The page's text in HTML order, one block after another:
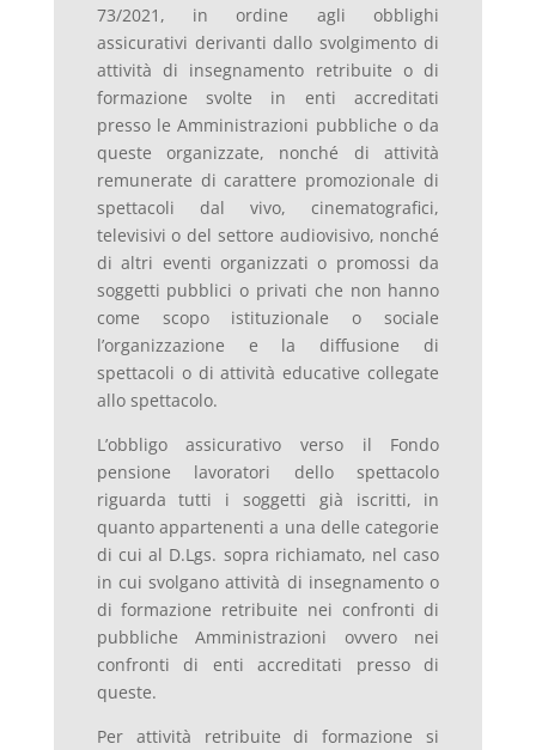
73/2021, in ordine agli obblighi
assicurativi derivanti dallo svolgimento di
attività di insegnamento retribuite o di
formazione svolte in enti accreditati
presso le Amministrazioni pubbliche o da
queste organizzate, nonché di attività
remunerate di carattere promozionale di
spettacoli dal vivo, cinematografici,
televisivi o del settore audiovisivo, nonché
di altri eventi organizzati o promossi da
soggetti pubblici o privati che non hanno
come scopo istituzionale o sociale
l’organizzazione e la diffusione di
spettacoli o di attività educative collegate
allo spettacolo.
L’obbligo assicurativo verso il Fondo
pensione lavoratori dello spettacolo
riguarda tutti i soggetti già iscritti, in
quanto appartenenti a una delle categorie
di cui al D.Lgs. sopra richiamato, nel caso
in cui svolgano attività di insegnamento o
di formazione retribuite nei confronti di
pubbliche Amministrazioni ovvero nei
confronti di enti accreditati presso di
queste.
Per attività retribuite di formazione si